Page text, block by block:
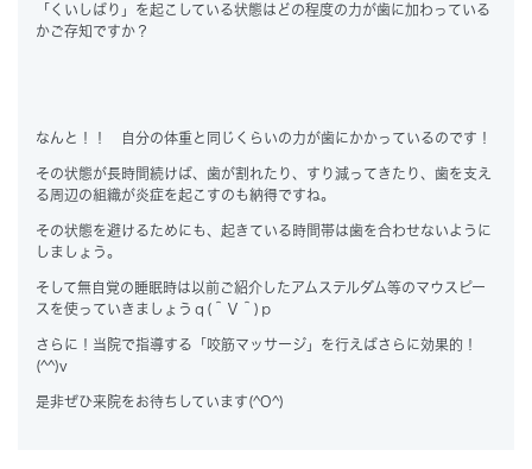
「くいしばり」を起こしている状態はどの程度の力が歯に加わっている
かご存知ですか？
なんと！！ 自分の体重と同じくらいの力が歯にかかっているのです！
その状態が長時間続けば、歯が割れたり、すり減ってきたり、歯を支え
る周辺の組織が炎症を起こすのも納得ですね。
その状態を避けるためにも、起きている時間帯は歯を合わせないように
しましょう。
そして無自覚の睡眠時は以前ご紹介したアムステルダム等のマウスピー
スを使っていきましょうｑ(＾Ｖ＾)ｐ
さらに！当院で指導する「咬筋マッサージ」を行えばさらに効果的！
(^^)v
是非ぜひ来院をお待ちしています(^O^)